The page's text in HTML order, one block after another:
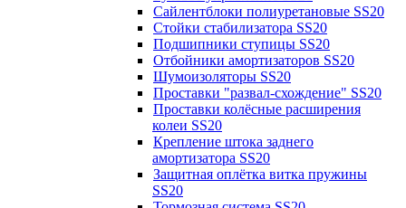
Сайлентблоки полиуретановые SS20
Стойки стабилизатора SS20
Подшипники ступицы SS20
Отбойники амортизаторов SS20
Шумоизоляторы SS20
Проставки "развал-схождение" SS20
Проставки колёсные расширения
колеи SS20
Крепление штока заднего
амортизатора SS20
Защитная оплётка витка пружины
SS20